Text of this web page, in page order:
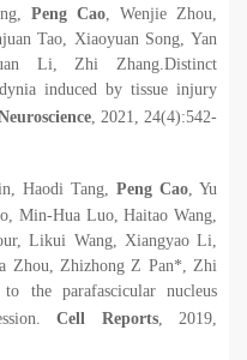
Peng Cao, Wenjie Zhou,
Tao, Xiaoyuan Song, Yan
Li, Zhi Zhang.Distinct
induced by tissue injury
, 2021, 24(4):542-
Haodi Tang, Peng Cao, Yu
Min-Hua Luo, Haitao Wang,
Likui Wang, Xiangyao Li,
Zhou, Zhizhong Z Pan*, Zhi
the parafascicular nucleus
Cell Reports, 2019,